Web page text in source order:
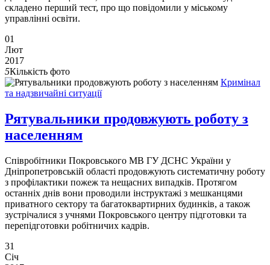
складено перший тест, про що повідомили у міському
управлінні освіти.
01
Лют
2017
5Кількість фото
Кримінал
та надзвичайні ситуації
Рятувальники продовжують роботу з
населенням
Співробітники Покровського МВ ГУ ДСНС України у
Дніпропетровській області продовжують систематичну роботу
з профілактики пожеж та нещасних випадків. Протягом
останніх днів вони проводили інструктажі з мешканцями
приватного сектору та багатоквартирних будинків, а також
зустрічалися з учнями Покровського центру підготовки та
перепідготовки робітничих кадрів.
31
Січ